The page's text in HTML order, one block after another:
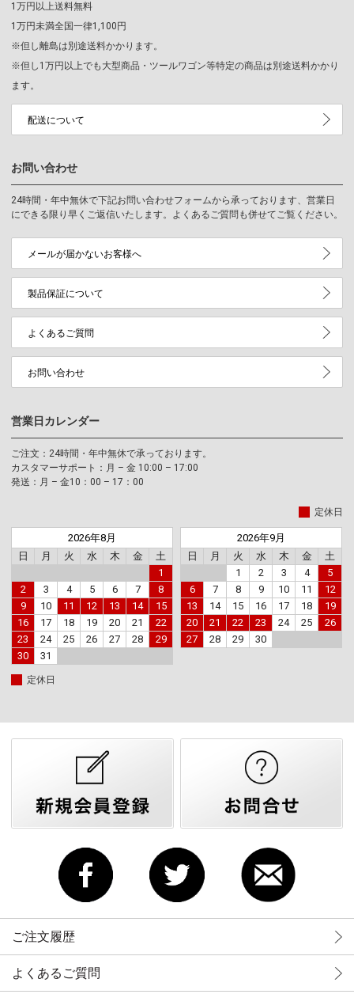
1万円以上送料無料
1万円未満全国一律1,100円
※但し離島は別途送料かかります。
※但し1万円以上でも大型商品・ツールワゴン等特定の商品は別途送料かかり
ます。
配送について
お問い合わせ
24時間・年中無休で下記お問い合わせフォームから承っております、営業日
にできる限り早くご返信いたします。よくあるご質問も併せてご覧ください。
メールが届かないお客様へ
製品保証について
よくあるご質問
お問い合わせ
営業日カレンダー
ご注文：24時間・年中無休で承っております。
カスタマーサポート：月 – 金 10:00 – 17:00
発送：月 – 金10：00 – 17：00
定休日
2026年8月
日
月 火 水 木 金
土
1
2
3 4 5 6 7
8
9
10 11 12 13 14
15
16
17 18 19 20 21
22
23
24 25 26 27 28
29
30
31
2026年9月
日
月 火 水 木 金
土
1
2 3 4
5
6
7 8 9 10 11
12
13
14 15 16 17 18
19
20
21 22 23 24 25
26
27
28 29 30
定休日
ご注文履歴
よくあるご質問